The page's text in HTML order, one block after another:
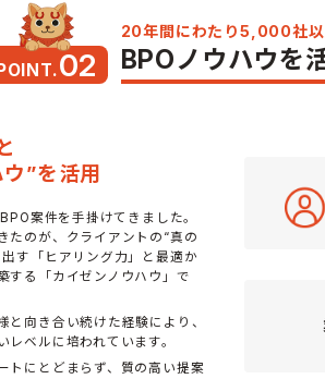
02
20年間にわたり5,000社
BPOノウハウを
”を活用
案件を手掛けてきました。
たのが、クライアントの“真の
す「ヒアリング力」と最適か
する「カイゼンノウハウ」で
と向き合い続けた経験により、
ベルに培われています。
トにとどまらず、質の高い提案